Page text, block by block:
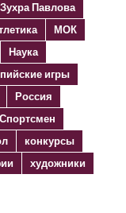
Зухра Павлова
МОК
Наука
игры
Россия
Спортсмен
конкурсы
художники